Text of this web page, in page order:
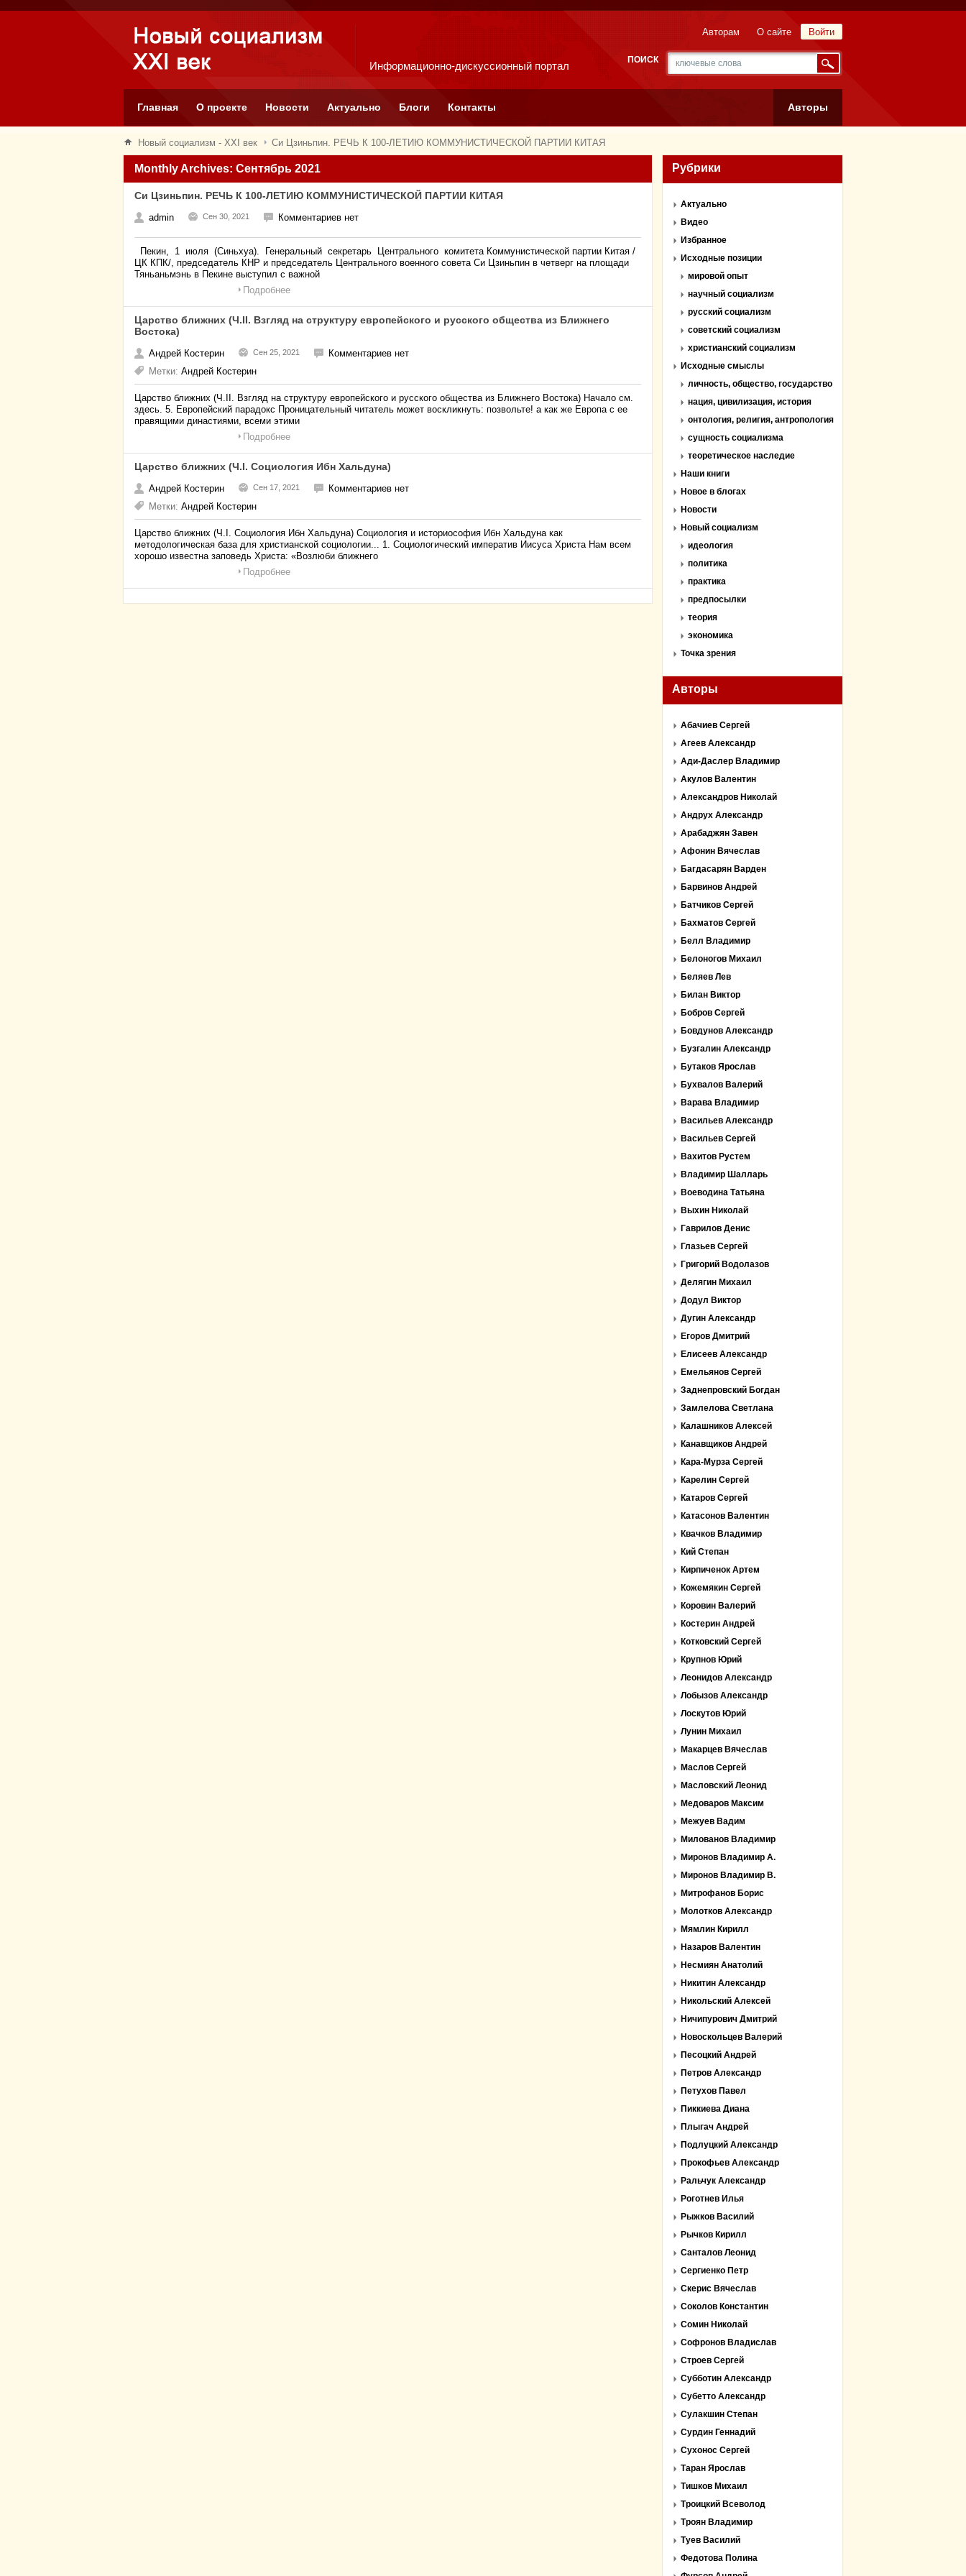
Информационно-дискуссионный портал
Войти
Авторам О сайте
ПОИСК
Главная О проекте Новости Актуально Блоги Контакты Авторы
Новый социализм - XXI век Си Цзиньпин. РЕЧЬ К 100-ЛЕТИЮ КОММУНИСТИЧЕСКОЙ ПАРТИИ КИТАЯ
Monthly Archives: Сентябрь 2021
Си Цзиньпин. РЕЧЬ К 100-ЛЕТИЮ КОММУНИСТИЧЕСКОЙ ПАРТИИ КИТАЯ
admin Сен 30, 2021 Комментариев нет
Пекин, 1 июля (Синьхуа). Генеральный секретарь Центрального комитета Коммунистической партии Китая /
ЦК КПК/, председатель КНР и председатель Центрального военного совета Си Цзиньпин в четверг на площади
Тяньаньмэнь в Пекине выступил с важной
Подробнее
Царство ближних (Ч.II. Взгляд на структуру европейского и русского общества из Ближнего
Востока)
Андрей Костерин Сен 25, 2021
Комментариев нет
Метки: Андрей Костерин
Царство ближних (Ч.II. Взгляд на структуру европейского и русского общества из Ближнего Востока) Начало см.
здесь. 5. Европейский парадокс Проницательный читатель может воскликнуть: позвольте! а как же Европа с ее
правящими династиями, всеми этими
Подробнее
Царство ближних (Ч.I. Социология Ибн Хальдуна)
Андрей Костерин Сен 17, 2021
Комментариев нет
Метки: Андрей Костерин
Царство ближних (Ч.I. Социология Ибн Хальдуна) Социология и историософия Ибн Хальдуна как
методологическая база для христианской социологии... 1. Социологический императив Иисуса Христа Нам всем
хорошо известна заповедь Христа: «Возлюби ближнего
Подробнее
Рубрики
Актуально
Видео
Избранное
Исходные позиции
мировой опыт
научный социализм
русский социализм
советский социализм
христианский социализм
Исходные смыслы
личность, общество, государство
нация, цивилизация, история
онтология, религия, антропология
сущность социализма
теоретическое наследие
Наши книги
Новое в блогах
Новости
Новый социализм
идеология
политика
практика
предпосылки
теория
экономика
Точка зрения
Авторы
Абачиев Сергей
Агеев Александр
Ади-Даслер Владимир
Акулов Валентин
Александров Николай
Андрух Александр
Арабаджян Завен
Афонин Вячеслав
Багдасарян Варден
Барвинов Андрей
Батчиков Сергей
Бахматов Сергей
Белл Владимир
Белоногов Михаил
Беляев Лев
Билан Виктор
Бобров Сергей
Бовдунов Александр
Бузгалин Александр
Бутаков Ярослав
Бухвалов Валерий
Варава Владимир
Васильев Александр
Васильев Сергей
Вахитов Рустем
Владимир Шалларь
Воеводина Татьяна
Выхин Николай
Гаврилов Денис
Глазьев Сергей
Григорий Водолазов
Делягин Михаил
Додул Виктор
Дугин Александр
Егоров Дмитрий
Елисеев Александр
Емельянов Сергей
Заднепровский Богдан
Замлелова Светлана
Калашников Алексей
Канавщиков Андрей
Кара-Мурза Сергей
Карелин Сергей
Катаров Сергей
Катасонов Валентин
Квачков Владимир
Кий Степан
Кирпиченок Артем
Кожемякин Сергей
Коровин Валерий
Костерин Андрей
Котковский Сергей
Крупнов Юрий
Леонидов Александр
Лобызов Александр
Лоскутов Юрий
Лунин Михаил
Макарцев Вячеслав
Маслов Сергей
Масловский Леонид
Медоваров Максим
Межуев Вадим
Милованов Владимир
Миронов Владимир А.
Миронов Владимир В.
Митрофанов Борис
Молотков Александр
Мямлин Кирилл
Назаров Валентин
Несмиян Анатолий
Никитин Александр
Никольский Алексей
Ничипурович Дмитрий
Новоскольцев Валерий
Песоцкий Андрей
Петров Александр
Петухов Павел
Пиккиева Диана
Плыгач Андрей
Подлуцкий Александр
Прокофьев Александр
Ральчук Александр
Роготнев Илья
Рыжков Василий
Рычков Кирилл
Санталов Леонид
Сергиенко Петр
Скерис Вячеслав
Соколов Константин
Сомин Николай
Софронов Владислав
Строев Сергей
Субботин Александр
Субетто Александр
Сулакшин Степан
Сурдин Геннадий
Сухонос Сергей
Таран Ярослав
Тишков Михаил
Троицкий Всеволод
Троян Владимир
Туев Василий
Федотова Полина